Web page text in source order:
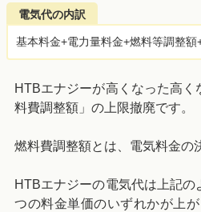
電気代の内訳
基本料金+電力量料金+燃料等調整額
HTBエナジーが高くなった高
料費調整額」の上限撤廃です。
燃料費調整額とは、電気料金の
HTBエナジーの電気代は上記
つの料金単価のいずれかが上